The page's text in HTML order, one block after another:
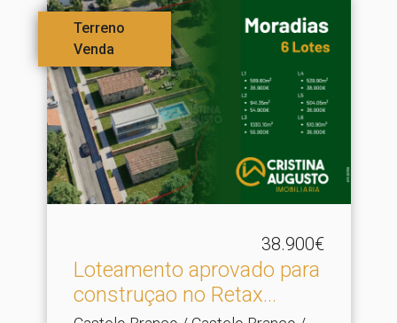
Terreno
Venda
38.900€
Loteamento aprovado para
construçao no Retax.​..